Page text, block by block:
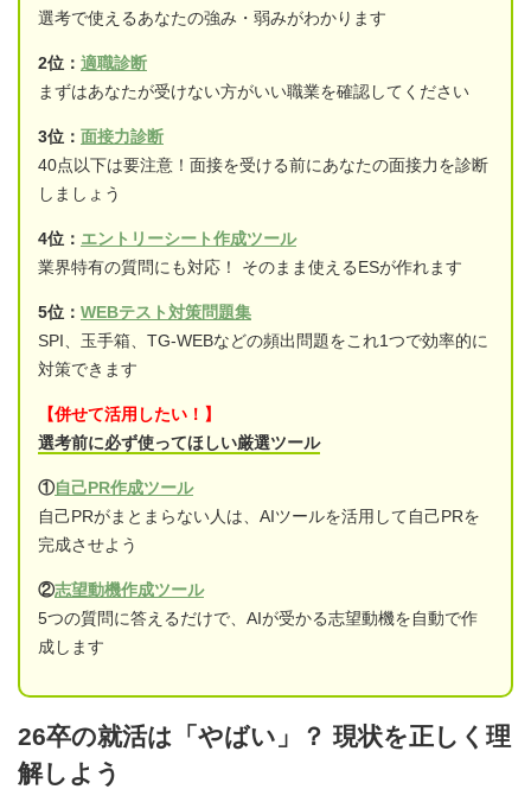
選考で使えるあなたの強み・弱みがわかります
2位： 適職診断
まずはあなたが受けない方がいい職業を確認してください
3位： 面接力診断
40点以下は要注意！面接を受ける前にあなたの面接力を診断
しましょう
4位： エントリーシート作成ツール
業界特有の質問にも対応！ そのまま使えるESが作れます
5位： WEBテスト対策問題集
SPI、玉手箱、TG-WEBなどの頻出問題をこれ1つで効率的に
対策できます
【併せて活用したい！】
選考前に必ず使ってほしい厳選ツール
①自己PR作成ツール
自己PRがまとまらない人は、AIツールを活用して自己PRを
完成させよう
②志望動機作成ツール
5つの質問に答えるだけで、AIが受かる志望動機を自動で作
成します
26卒の就活は「やばい」？ 現状を正しく理
解しよう